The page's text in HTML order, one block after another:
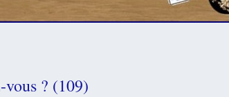
? (109)